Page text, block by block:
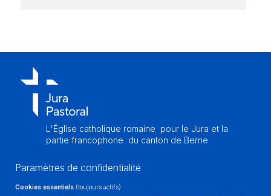
Paramètres de confidentialité
Cookies essentiels (toujours actifs)
Solstices
Retour en images
L'Église catholique romaine pour le Jura et la
partie francophone du canton de Berne